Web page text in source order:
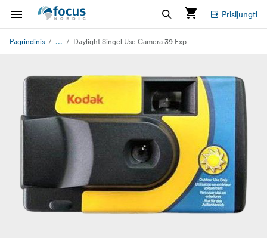
Prisijungti
Pagrindinis ... Daylight Singel Use Camera 39 Exp